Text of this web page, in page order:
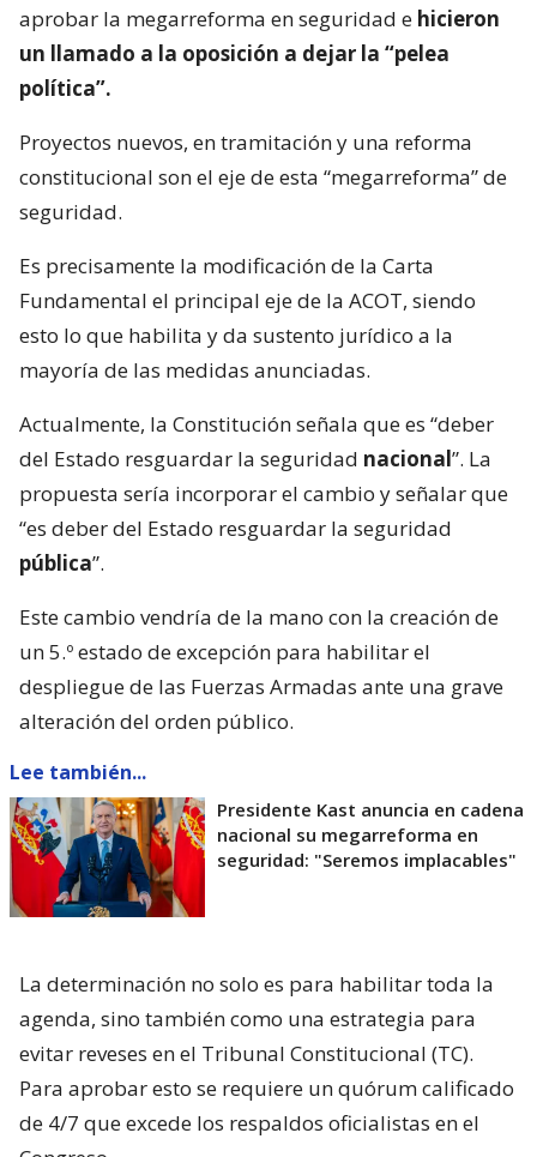
aprobar la megarreforma en seguridad e hicieron
un llamado a la oposición a dejar la “pelea
política”.
Proyectos nuevos, en tramitación y una reforma
constitucional son el eje de esta “megarreforma” de
seguridad.
Es precisamente la modificación de la Carta
Fundamental el principal eje de la ACOT, siendo
esto lo que habilita y da sustento jurídico a la
mayoría de las medidas anunciadas.
Actualmente, la Constitución señala que es “deber
del Estado resguardar la seguridad nacional”. La
propuesta sería incorporar el cambio y señalar que
“es deber del Estado resguardar la seguridad
pública”.
Este cambio vendría de la mano con la creación de
un 5.º estado de excepción para habilitar el
despliegue de las Fuerzas Armadas ante una grave
alteración del orden público.
Lee también...
Presidente Kast anuncia en cadena
nacional su megarreforma en
seguridad: "Seremos implacables"
La determinación no solo es para habilitar toda la
agenda, sino también como una estrategia para
evitar reveses en el Tribunal Constitucional (TC).
Para aprobar esto se requiere un quórum calificado
de 4/7 que excede los respaldos oficialistas en el